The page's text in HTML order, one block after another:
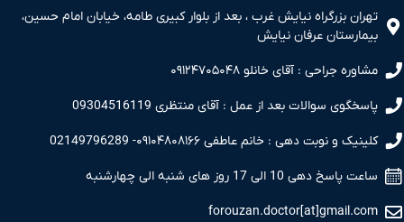
بزرگراه نیایش غرب ، بعد از بلوار کبیری طامه، خیابان امام حسین،
عرفان نیایش
جراحی : آقای خانلو ۰۹۱۲۴۷۰۵۰۴۸
سوالات بعد از عمل : آقای منتظری 09304516119
و نوبت دهی : خانم عاطفی ۰۹۱۰۴۸۰۸۱۶۶- 02149796289
دهی 10 الی 17 روز های شنبه الی چهارشنبه